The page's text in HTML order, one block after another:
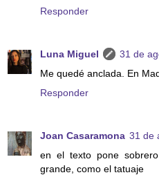
Responder
Luna Miguel
31 de
Me quedé anclada. En
Responder
Joan Casaramona 31 de
en el texto pone
grande, como el tatuaje